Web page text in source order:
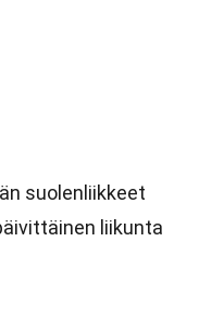
suolenliikkeet
liikunta